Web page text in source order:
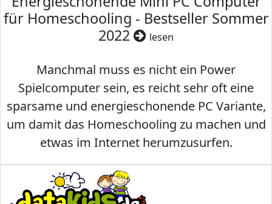
für Homeschooling - Bestseller Sommer
2022
lesen
Manchmal muss es nicht ein Power
Spielcomputer sein, es reicht sehr oft eine
sparsame und energieschonende PC Variante,
um damit das Homeschooling zu machen und
etwas im Internet herumzusurfen.